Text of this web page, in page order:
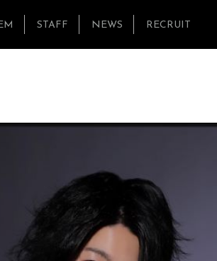
STAFF NEWS RECRUIT